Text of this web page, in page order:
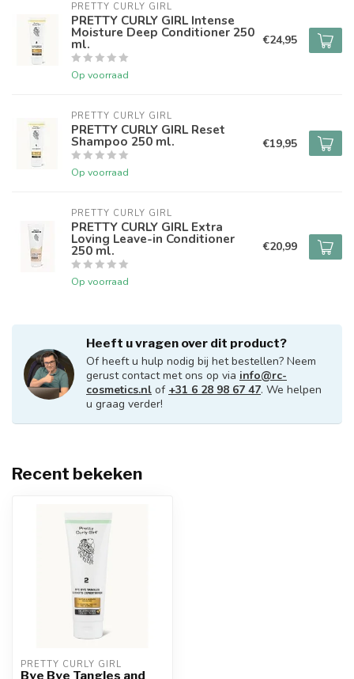
PRETTY CURLY GIRL
PRETTY CURLY GIRL Intense
Moisture Deep Conditioner 250
ml.
Op voorraad
€24,95
PRETTY CURLY GIRL
PRETTY CURLY GIRL Reset
Shampoo 250 ml.
Op voorraad
€19,95
PRETTY CURLY GIRL
PRETTY CURLY GIRL Extra
Loving Leave-in Conditioner
250 ml.
Op voorraad
€20,99
Heeft u vragen over dit product?
Of heeft u hulp nodig bij het bestellen? Neem
gerust contact met ons op via info@rc-
cosmetics.nl of +31 6 28 98 67 47. We helpen
u graag verder!
Recent bekeken
PRETTY CURLY GIRL
Bye Bye Tangles and